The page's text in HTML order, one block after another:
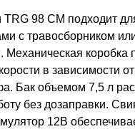
TRG 98 CM подходит
с травосборником
Механическая коробка
в зависимости
Бак объемом 7,5 л
без дозаправки.
12В